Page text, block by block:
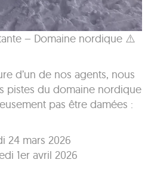
– Domaine nordique ⚠️
d’un de nos agents, nous
pistes du domaine nordique
pas être damées :
24 mars 2026
1er avril 2026